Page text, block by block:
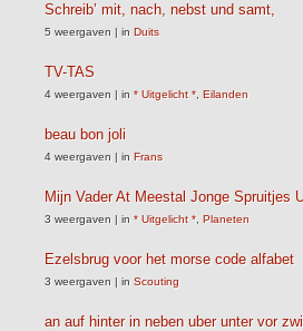
Schreib’ mit, nach, nebst und samt,
5 weergaven | in Duits
TV-TAS
4 weergaven | in * Uitgelicht * Eilanden
beau bon joli
4 weergaven | in Frans
Mijn Vader At Meestal Jonge Spruitjes
3 weergaven | in * Uitgelicht * Planeten
Ezelsbrug voor het morse code alfabet
3 weergaven | in Scouting
an auf hinter in neben uber unter vor